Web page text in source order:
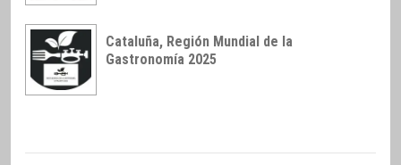
Cataluña, Región Mundial de la
Gastronomía 2025